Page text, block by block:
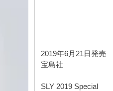
2019年6月21日発売
宝島社
SLY 2019 Special